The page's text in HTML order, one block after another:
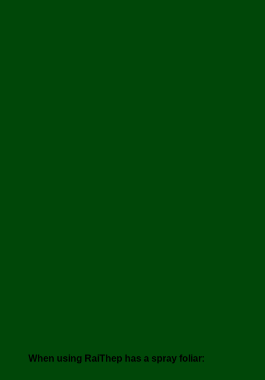
When using RaiThep has a spray foliar: